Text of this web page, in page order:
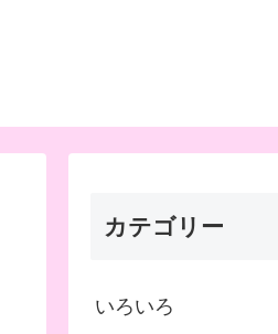
カテゴリー
いろいろ